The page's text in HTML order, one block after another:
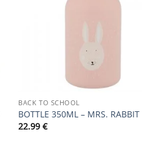
BACK TO SCHOOL
BOTTLE 350ML – MRS. RABBIT
22.99€